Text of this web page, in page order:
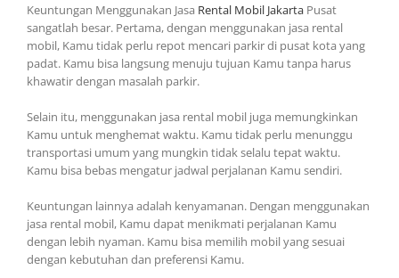
Keuntungan Menggunakan Jasa Rental Mobil Jakarta Pusat
sangatlah besar. Pertama, dengan menggunakan jasa rental
mobil, Kamu tidak perlu repot mencari parkir di pusat kota yang
padat. Kamu bisa langsung menuju tujuan Kamu tanpa harus
khawatir dengan masalah parkir.
Selain itu, menggunakan jasa rental mobil juga memungkinkan
Kamu untuk menghemat waktu. Kamu tidak perlu menunggu
transportasi umum yang mungkin tidak selalu tepat waktu.
Kamu bisa bebas mengatur jadwal perjalanan Kamu sendiri.
Keuntungan lainnya adalah kenyamanan. Dengan menggunakan
jasa rental mobil, Kamu dapat menikmati perjalanan Kamu
dengan lebih nyaman. Kamu bisa memilih mobil yang sesuai
dengan kebutuhan dan preferensi Kamu.